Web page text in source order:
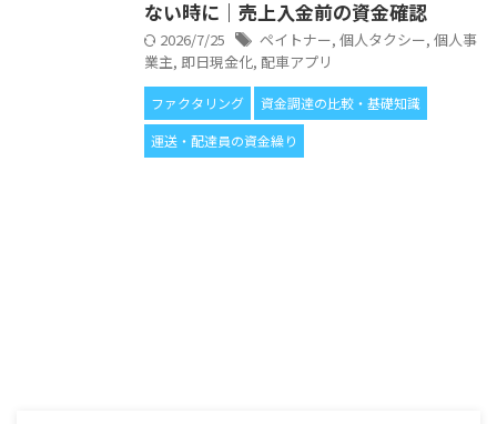
ない時に｜売上入金前の資金確認
2026/7/25 ペイトナー, 個人タクシー, 個人事
業主, 即日現金化, 配車アプリ
ファクタリング
資金調達の比較・基礎知識
運送・配達員の資金繰り